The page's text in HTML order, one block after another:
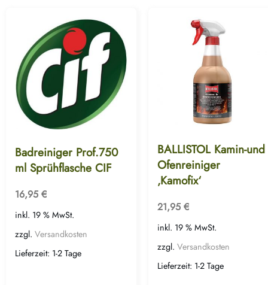
Badreiniger Prof.750
ml Sprühflasche CIF
16,95 €
inkl. 19 % MwSt.
zzgl. Versandkosten
Lieferzeit: 1-2 Tage
BALLISTOL Kamin-und
Ofenreiniger
‚Kamofix‘
21,95 €
inkl. 19 % MwSt.
zzgl. Versandkosten
Lieferzeit: 1-2 Tage